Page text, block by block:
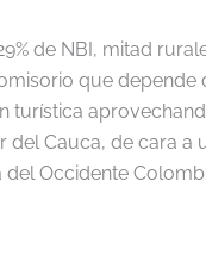
de NBI, mitad
que
turística
Cauca, de cara
Occidente